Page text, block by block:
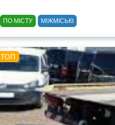
ПО МІСТУ МІЖМІСЬКІ